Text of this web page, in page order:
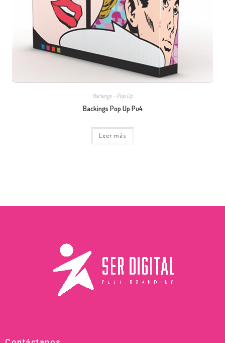
Backings - Pop Up
Backings Pop Up Pu4
Leer más